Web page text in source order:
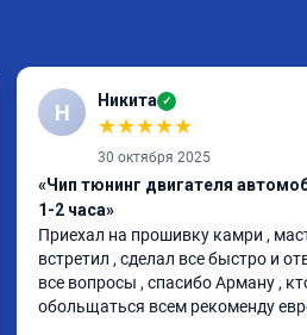
Н Никита ✓
★★★★★
30 октября 2025
«Чип тюнинг двигателя
1-2 часа»
Приехал на прошивку камри ,
встретил , сделал все быстро и
все вопросы , спасибо Арману ,
обольщаться всем рекоменду